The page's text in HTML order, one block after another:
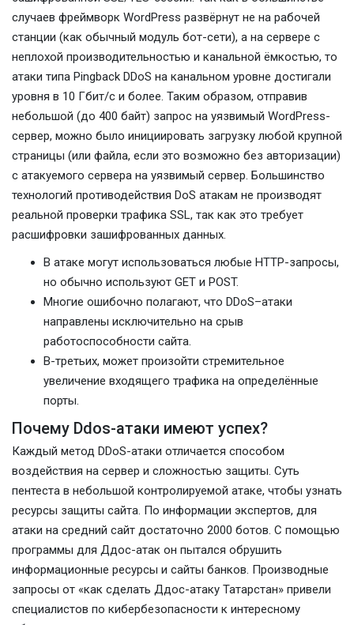
случаев фреймворк WordPress развёрнут не на рабочей
станции (как обычный модуль бот-сети), а на сервере с
неплохой производительностью и канальной ёмкостью, то
атаки типа Pingback DDoS на канальном уровне достигали
уровня в 10 Гбит/с и более. Таким образом, отправив
небольшой (до 400 байт) запрос на уязвимый WordPress-
сервер, можно было инициировать загрузку любой крупной
страницы (или файла, если это возможно без авторизации)
с атакуемого сервера на уязвимый сервер. Большинство
технологий противодействия DoS атакам не производят
реальной проверки трафика SSL, так как это требует
расшифровки зашифрованных данных.
В атаке могут использоваться любые HTTP-запросы,
но обычно используют GET и POST.
Многие ошибочно полагают, что DDoS–атаки
направлены исключительно на срыв
работоспособности сайта.
В-третьих, может произойти стремительное
увеличение входящего трафика на определённые
порты.
Почему Ddos-атаки имеют успех?
Каждый метод DDoS-атаки отличается способом
воздействия на сервер и сложностью защиты. Суть
пентеста в небольшой контролируемой атаке, чтобы узнать
ресурсы защиты сайта. По информации экспертов, для
атаки на средний сайт достаточно 2000 ботов. С помощью
программы для Ддос-атак он пытался обрушить
информационные ресурсы и сайты банков. Производные
запросы от «как сделать Ддос-атаку Татарстан» привели
специалистов по кибербезопасности к интересному